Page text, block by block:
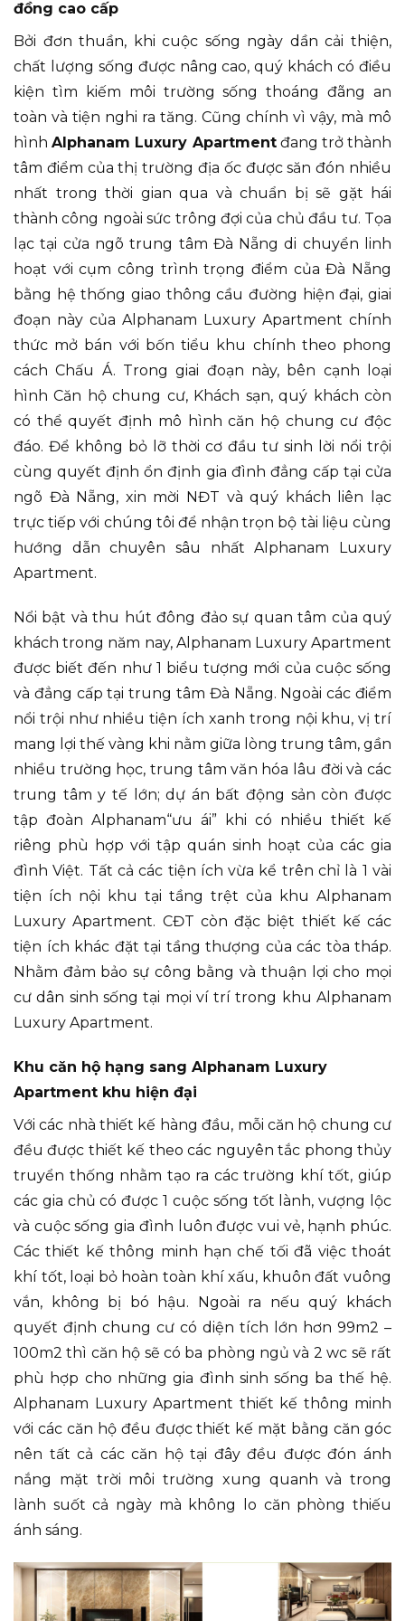
đồng cao cấp
Bởi đơn thuần, khi cuộc sống ngày dần cải thiện,
chất lượng sống được nâng cao, quý khách có điều
kiện tìm kiếm môi trường sống thoáng đãng an
toàn và tiện nghi ra tăng. Cũng chính vì vậy, mà mô
hìnhAlphanam Luxury Apartmentđang trở thành
tâm điểm của thị trường địa ốc được săn đón nhiều
nhất trong thời gian qua và chuẩn bị sẽ gặt hái
thành công ngoài sức trông đợi của chủ đầu tư. Tọa
lạc tại cửa ngõ trung tâm Đà Nẵng di chuyển linh
hoạt với cụm công trình trọng điểm của Đà Nẵng
bằng hệ thống giao thông cầu đường hiện đại, giai
đoạn này của Alphanam Luxury Apartment chính
thức mở bán với bốn tiểu khu chính theo phong
cách Chấu Á. Trong giai đoạn này, bên cạnh loại
hình Căn hộ chung cư, Khách sạn, quý khách còn
có thể quyết định mô hình căn hộ chung cư độc
đáo. Để không bỏ lỡ thời cơ đầu tư sinh lời nổi trội
cùng quyết định ổn định gia đình đẳng cấp tại cửa
ngõ Đà Nẵng, xin mời NĐT và quý khách liên lạc
trực tiếp với chúng tôi để nhận trọn bộ tài liệu cùng
hướng dẫn chuyên sâu nhất Alphanam Luxury
Apartment.
Nổi bật và thu hút đông đảo sự quan tâm của quý
khách trong năm nay, Alphanam Luxury Apartment
được biết đến như 1 biểu tượng mới của cuộc sống
và đẳng cấp tại trung tâm Đà Nẵng. Ngoài các điểm
nổi trội như nhiều tiện ích xanh trong nội khu, vị trí
mang lợi thế vàng khi nằm giữa lòng trung tâm, gần
nhiều trường học, trung tâm văn hóa lâu đời và các
trung tâm y tế lớn; dự án bất động sản còn được
tập đoàn Alphanam“ưu ái” khi có nhiều thiết kế
riêng phù hợp với tập quán sinh hoạt của các gia
đình Việt. Tất cả các tiện ích vừa kể trên chỉ là 1 vài
tiện ích nội khu tại tầng trệt của khu Alphanam
Luxury Apartment. CĐT còn đặc biệt thiết kế các
tiện ích khác đặt tại tầng thượng của các tòa tháp.
Nhằm đảm bảo sự công bằng và thuận lợi cho mọi
cư dân sinh sống tại mọi ví trí trong khu Alphanam
Luxury Apartment.
Khu căn hộ hạng sang Alphanam Luxury
Apartment khu hiện đại
Với các nhà thiết kế hàng đầu, mỗi căn hộ chung cư
đều được thiết kế theo các nguyên tắc phong thủy
truyển thống nhằm tạo ra các trường khí tốt, giúp
các gia chủ có được 1 cuộc sống tốt lành, vượng lộc
và cuộc sống gia đình luôn được vui vẻ, hạnh phúc.
Các thiết kế thông minh hạn chế tối đã việc thoát
khí tốt, loại bỏ hoàn toàn khí xấu, khuôn đất vuông
vắn, không bị bó hậu. Ngoài ra nếu quý khách
quyết định chung cư có diện tích lớn hơn 99m2 –
100m2 thì căn hộ sẽ có ba phòng ngủ và 2 wc sẽ rất
phù hợp cho những gia đình sinh sống ba thế hệ.
Alphanam Luxury Apartment thiết kế thông minh
với các căn hộ đều được thiết kế mặt bằng căn góc
nên tất cả các căn hộ tại đây đều được đón ánh
nắng mặt trời môi trường xung quanh và trong
lành suốt cả ngày mà không lo căn phòng thiếu
ánh sáng.